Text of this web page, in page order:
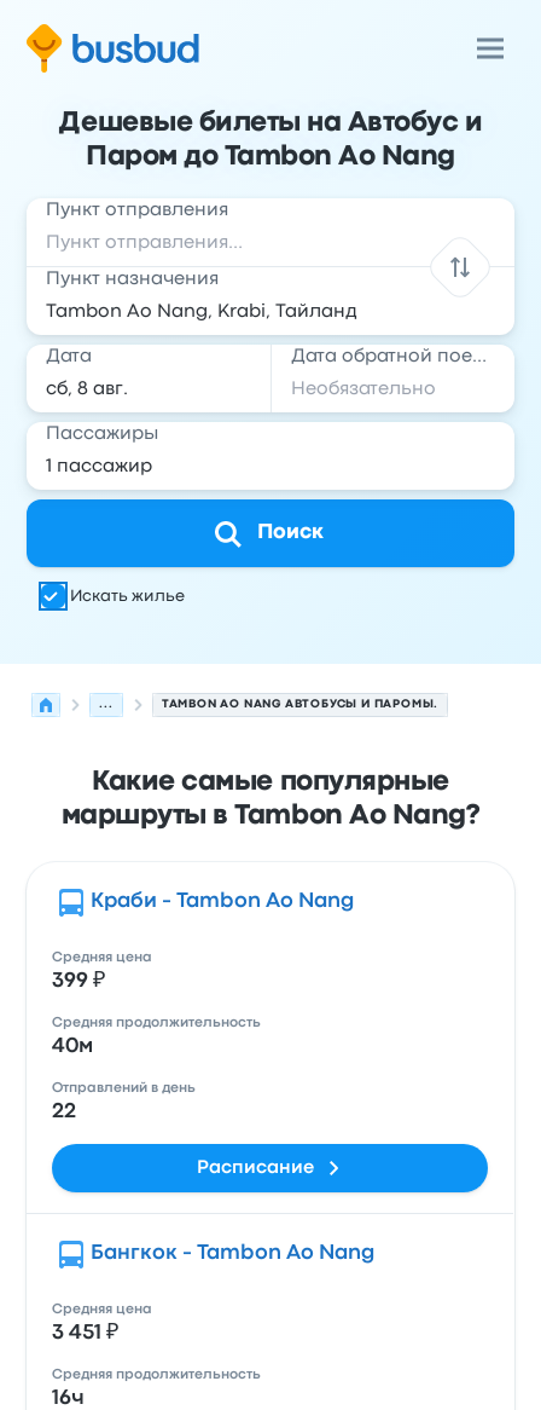
Дешевые билеты на Автобус и
Паром до Tambon Ao Nang
Пункт отправления
Пункт назначения
Дата Дата обратной поездки
Пассажиры
Поиск
Искать жилье
... TAMBON AO NANG АВТОБУСЫ И ПАРОМЫ.
Какие самые популярные
маршруты в Tambon Ao Nang?
Краби - Tambon Ao Nang
Средняя цена
399 ₽
Средняя продолжительность
40м
Отправлений в день
22
Расписание
Бангкок - Tambon Ao Nang
Средняя цена
3 451 ₽
Средняя продолжительность
16ч